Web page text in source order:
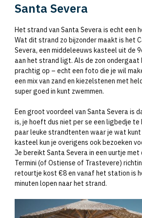
Santa Severa
Het strand van Santa Severa is echt een
Wat dit strand zo bijzonder maakt is het
Severa, een middeleeuws kasteel uit de
aan het strand ligt. Als de zon
prachtig op – echt een foto die je wil
een mix van zand en kiezelstenen met
super goed in kunt zwemmen.
Een groot voordeel van Santa Severa is
is, je hoeft dus niet per se een ligbedje te
paar leuke strandtenten waar je wat kunt
kasteel kun je overigens ook bezoeken
Je bereikt Santa Severa in een uurtje
Termini (of Ostiense of Trastevere)
retourtje kost €8 en vanaf het station is
minuten lopen naar het strand.